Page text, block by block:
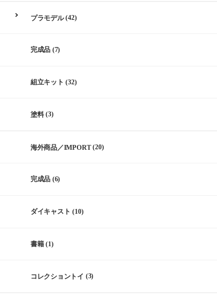
プラモデル(42)
完成品 (7)
組立キット (32)
塗料(3)
海外商品／IMPORT(20)
完成品 (6)
ダイキャスト (10)
書籍(1)
コレクショントイ (3)